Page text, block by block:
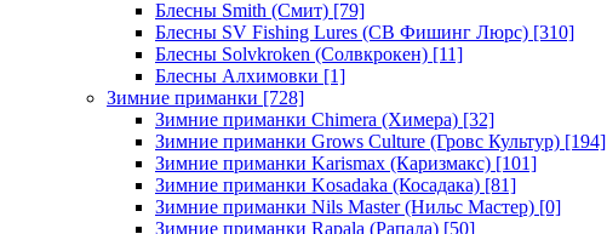
Блесны Smith (Смит) [79]
Блесны SV Fishing Lures (СВ Фишинг Люрс) [310]
Блесны Solvkroken (Солвкрокен) [11]
Блесны Алхимовки [1]
Зимние приманки [728]
Зимние приманки Chimera (Химера) [32]
Зимние приманки Grows Culture (Гровс Культур) [194]
Зимние приманки Karismax (Каризмакс) [101]
Зимние приманки Kosadaka (Косадака) [81]
Зимние приманки Nils Master (Нильс Мастер) [0]
Зимние приманки Rapala (Рапала) [50]